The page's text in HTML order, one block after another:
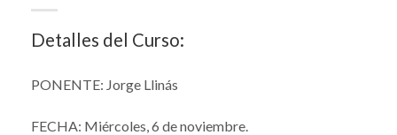
Detalles del Curso:
PONENTE: Jorge Llinás
FECHA: Miércoles, 6 de noviembre.